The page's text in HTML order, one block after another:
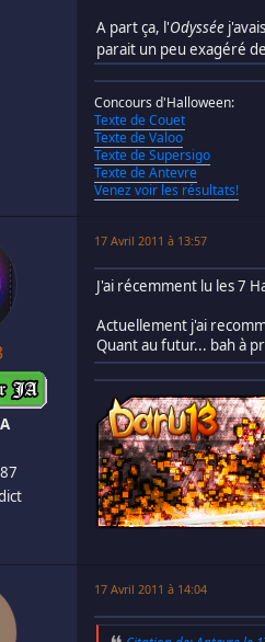
A part ça, l'Odyssée
parait un peu exagéré
Concours d'Halloween:
Texte de Couet
Texte de Valoo
Texte de Supersigo
Texte de Antevre
Venez voir les résultats!
17 Avril 2011 à 13:57
J'ai récemment lu les 7
Actuellement j'ai
Quant au futur... bah à
17 Avril 2011 à 14:04